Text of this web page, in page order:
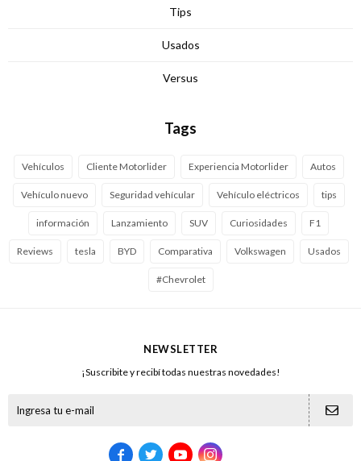
Tips
Usados
Versus
Tags
Vehículos Cliente Motorlider Experiencia Motorlider Autos
Vehículo nuevo Seguridad vehícular Vehículo eléctricos tips
información Lanzamiento SUV Curiosidades F1
Reviews tesla BYD Comparativa Volkswagen Usados
#Chevrolet
NEWSLETTER
¡Suscribite y recibí todas nuestras novedades!
   